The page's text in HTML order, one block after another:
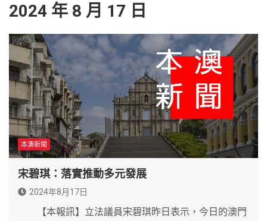
2024 年 8 月 17 日
本澳新聞
宋碧琪：落實推動多元發展
2024年8月17日
【本報訊】立法議員宋碧琪昨日表示，今日的澳門